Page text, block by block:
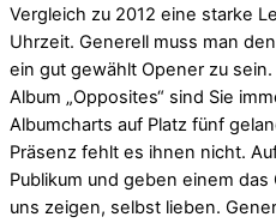
Vergleich zu 2012 eine starke
Uhrzeit. Generell muss man
ein gut gewählt Opener zu
Album „Opposites“ sind Sie
Albumcharts auf Platz fünf
Präsenz fehlt es ihnen nicht.
Publikum und geben einem
uns zeigen, selbst lieben.